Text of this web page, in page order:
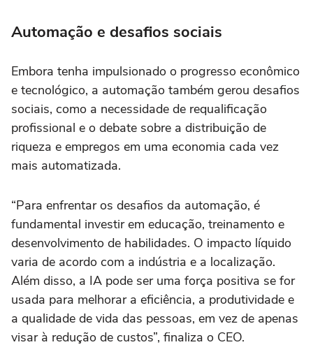
Automação e desafios sociais
Embora tenha impulsionado o progresso econômico
e tecnológico, a automação também gerou desafios
sociais, como a necessidade de requalificação
profissional e o debate sobre a distribuição de
riqueza e empregos em uma economia cada vez
mais automatizada.
“Para enfrentar os desafios da automação, é
fundamental investir em educação, treinamento e
desenvolvimento de habilidades. O impacto líquido
varia de acordo com a indústria e a localização.
Além disso, a IA pode ser uma força positiva se for
usada para melhorar a eficiência, a produtividade e
a qualidade de vida das pessoas, em vez de apenas
visar à redução de custos”, finaliza o CEO.